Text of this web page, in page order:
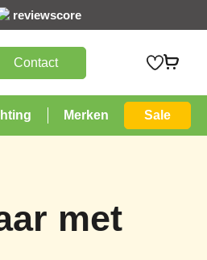
reviewscore
Contact
Merken Sale
met